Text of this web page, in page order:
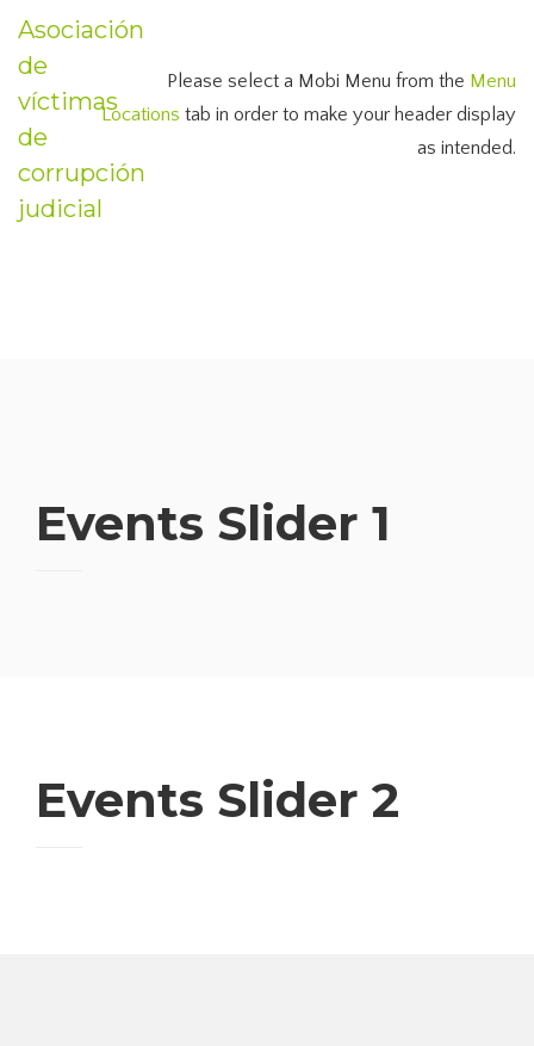
Asociación
de
víctimas
de
corrupción
judicial
Please select a Mobi Menu from the Menu
Locations tab in order to make your header display
as intended.
Events Slider 1
Events Slider 2